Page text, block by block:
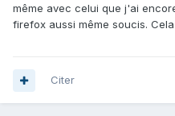
même avec celui que j'ai
firefox aussi même soucis.
Citer